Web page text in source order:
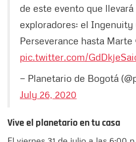
de este evento que llevará
exploradores: el Ingenuity
Perseverance hasta Marte
pic.twitter.com/
— Planetario de Bogotá
July 26, 2020
Vive el planetario en tu casa